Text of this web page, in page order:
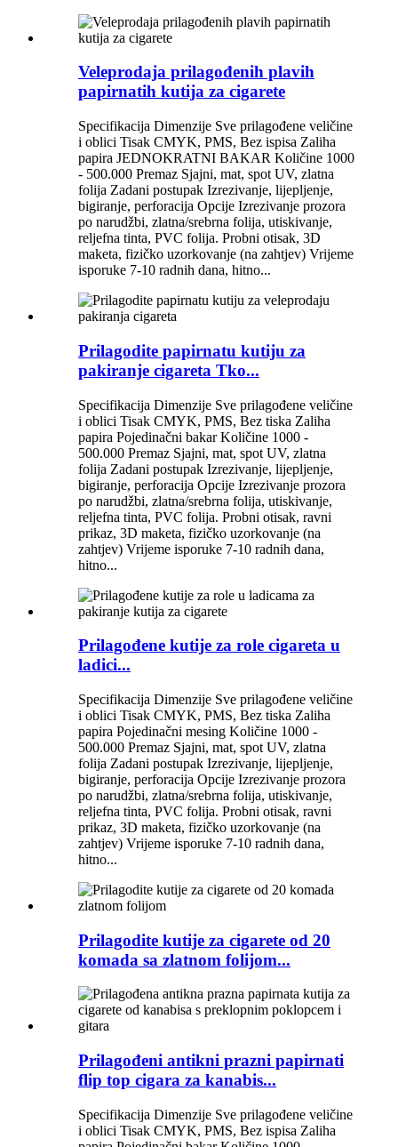
Veleprodaja prilagođenih plavih
papirnatih kutija za cigarete
Specifikacija Dimenzije Sve prilagođene veličine
i oblici Tisak CMYK, PMS, Bez ispisa Zaliha
papira JEDNOKRATNI BAKAR Količine 1000
- 500.000 Premaz Sjajni, mat, spot UV, zlatna
folija Zadani postupak Izrezivanje, lijepljenje,
bigiranje, perforacija Opcije Izrezivanje prozora
po narudžbi, zlatna/srebrna folija, utiskivanje,
reljefna tinta, PVC folija. Probni otisak, 3D
maketa, fizičko uzorkovanje (na zahtjev) Vrijeme
isporuke 7-10 radnih dana, hitno...
Prilagodite papirnatu kutiju za
pakiranje cigareta Tko...
Specifikacija Dimenzije Sve prilagođene veličine
i oblici Tisak CMYK, PMS, Bez tiska Zaliha
papira Pojedinačni bakar Količine 1000 -
500.000 Premaz Sjajni, mat, spot UV, zlatna
folija Zadani postupak Izrezivanje, lijepljenje,
bigiranje, perforacija Opcije Izrezivanje prozora
po narudžbi, zlatna/srebrna folija, utiskivanje,
reljefna tinta, PVC folija. Probni otisak, ravni
prikaz, 3D maketa, fizičko uzorkovanje (na
zahtjev) Vrijeme isporuke 7-10 radnih dana,
hitno...
Prilagođene kutije za role cigareta u
ladici...
Specifikacija Dimenzije Sve prilagođene veličine
i oblici Tisak CMYK, PMS, Bez tiska Zaliha
papira Pojedinačni mesing Količine 1000 -
500.000 Premaz Sjajni, mat, spot UV, zlatna
folija Zadani postupak Izrezivanje, lijepljenje,
bigiranje, perforacija Opcije Izrezivanje prozora
po narudžbi, zlatna/srebrna folija, utiskivanje,
reljefna tinta, PVC folija. Probni otisak, ravni
prikaz, 3D maketa, fizičko uzorkovanje (na
zahtjev) Vrijeme isporuke 7-10 radnih dana,
hitno...
Prilagodite kutije za cigarete od 20
komada sa zlatnom folijom...
Prilagođeni antikni prazni papirnati
flip top cigara za kanabis...
Specifikacija Dimenzije Sve prilagođene veličine
i oblici Tisak CMYK, PMS, Bez ispisa Zaliha